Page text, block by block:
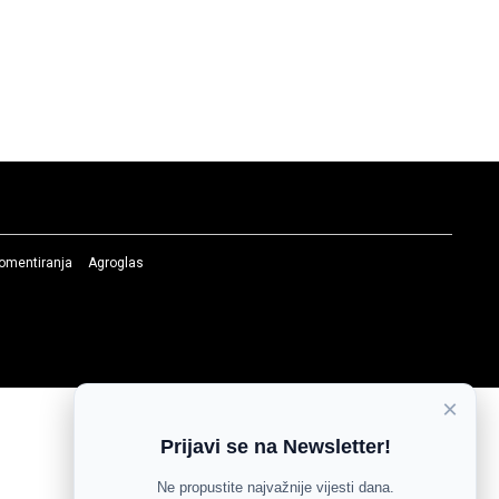
Agroglas
×
Prijavi se na Newsletter!
Ne propustite najvažnije vijesti dana.